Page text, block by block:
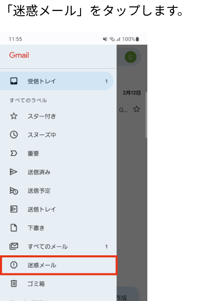
「迷惑メール」をタップします。